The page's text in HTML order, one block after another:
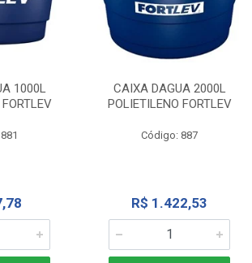
1000L
CAIXA DAGUA 2000L
POLIETILENO FORTLEV
Código: 887
R$ 1.422,53